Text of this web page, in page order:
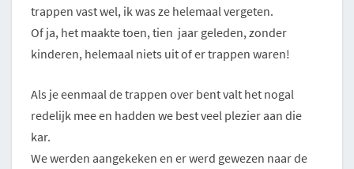
trappen vast wel, ik was ze helemaal vergeten.
Of ja, het maakte toen, tien jaar geleden, zonder
kinderen, helemaal niets uit of er trappen waren!
Als je eenmaal de trappen over bent valt het nogal
redelijk mee en hadden we best veel plezier aan die
kar.
We werden aangekeken en er werd gewezen naar de